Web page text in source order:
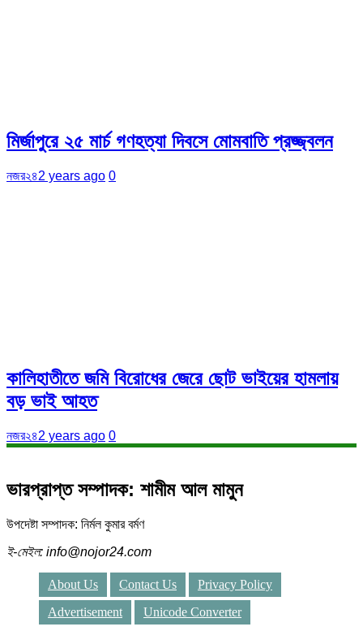
মির্জাপুরে ২৫ মার্চ গণহত্যা দিবসে মোমবাতি প্রজ্জ্বলন
নজর২৪2 years ago 0
কালিহাতীতে জমি বিরোধের জেরে ছোট ভাইয়ের হামলায়
বড় ভাই আহত
নজর২৪2 years ago 0
ভারপ্রাপ্ত সম্পাদক: শামীম আল মামুন
উপদেষ্টা সম্পাদক: নির্মল কুমার বর্মণ
ই-মেইল: info@nojor24.com
About Us Contact Us
Privacy Policy
Advertisement
Unicode Converter